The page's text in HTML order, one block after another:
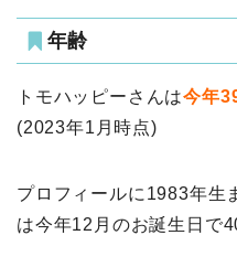
年齢
トモハッピーさんは今年
(2023年1月時点)
プロフィールに1983年生
は今年12月のお誕生日で